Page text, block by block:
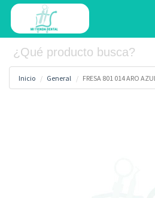
Inicio General FRESA 801 014 ARO